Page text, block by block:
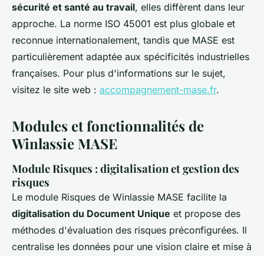
sécurité et santé au travail, elles diffèrent dans leur
approche. La norme ISO 45001 est plus globale et
reconnue internationalement, tandis que MASE est
particulièrement adaptée aux spécificités industrielles
françaises. Pour plus d'informations sur le sujet,
visitez le site web : accompagnement-mase.fr.
Modules et fonctionnalités de
Winlassie MASE
Module Risques : digitalisation et gestion des
risques
Le module Risques de Winlassie MASE facilite la
digitalisation du Document Unique et propose des
méthodes d'évaluation des risques préconfigurées. Il
centralise les données pour une vision claire et mise à